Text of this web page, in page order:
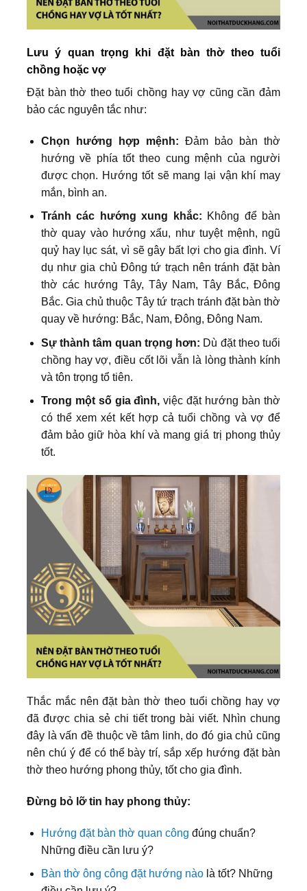
Lưu ý quan trọng khi đặt bàn thờ theo tuổi
chồng hoặc vợ
Đặt bàn thờ theo tuổi chồng hay vợ cũng cần đảm
bảo các nguyên tắc như:
Chọn hướng hợp mệnh: Đảm bảo bàn thờ
hướng về phía tốt theo cung mệnh của người
được chọn. Hướng tốt sẽ mang lại vận khí may
mắn, bình an.
Tránh các hướng xung khắc: Không để bàn
thờ quay vào hướng xấu, như tuyệt mệnh, ngũ
quỷ hay lục sát, vì sẽ gây bất lợi cho gia đình. Ví
dụ như gia chủ Đông tứ trạch nên tránh đặt bàn
thờ các hướng Tây, Tây Nam, Tây Bắc, Đông
Bắc. Gia chủ thuộc Tây tứ trạch tránh đặt bàn thờ
quay về hướng: Bắc, Nam, Đông, Đông Nam.
Sự thành tâm quan trọng hơn: Dù đặt theo tuổi
chồng hay vợ, điều cốt lõi vẫn là lòng thành kính
và tôn trọng tổ tiên.
Trong một số gia đình, việc đặt hướng bàn thờ
có thể xem xét kết hợp cả tuổi chồng và vợ để
đảm bảo giữ hòa khí và mang giá trị phong thủy
tốt.
Thắc mắc nên đặt bàn thờ theo tuổi chồng hay vợ
đã được chia sẻ chi tiết trong bài viết. Nhìn chung
đây là vấn đề thuộc về tâm linh, do đó gia chủ cũng
nên chú ý để có thể bày trí, sắp xếp hướng đặt bàn
thờ theo hướng phong thủy, tốt cho gia đình.
Đừng bỏ lỡ tin hay phong thủy:
Hướng đặt bàn thờ quan công đúng chuẩn?
Những điều cần lưu ý?
Bàn thờ ông công đặt hướng nàolà tốt? Những